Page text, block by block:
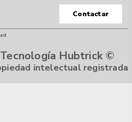
Contactar
Tecnología Hubtrick ©
intelectual registrada